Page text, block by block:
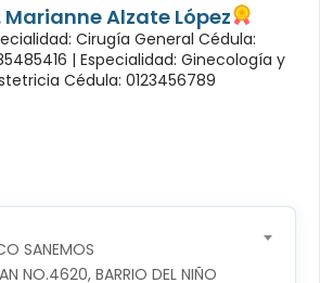
Marianne Alzate López
Cirugía General Cédula:
| Especialidad: Ginecología y
Cédula: 0123456789
SANEMOS
NO.4620, BARRIO DEL NIÑO